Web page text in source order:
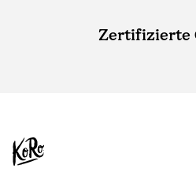
Zertifizierte